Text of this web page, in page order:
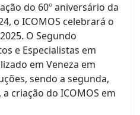
do 60º aniversário da
o ICOMOS celebrará o
O Segundo
e Especialistas em
em Veneza em
sendo a segunda,
criação do ICOMOS em